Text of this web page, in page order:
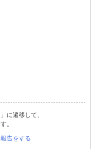
に遷移して、
。
告をする